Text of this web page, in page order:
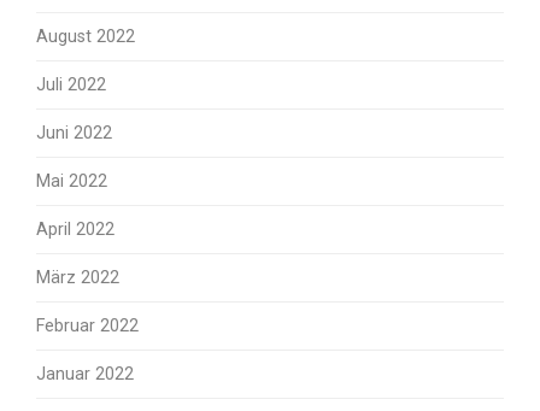
August 2022
Juli 2022
Juni 2022
Mai 2022
April 2022
März 2022
Februar 2022
Januar 2022